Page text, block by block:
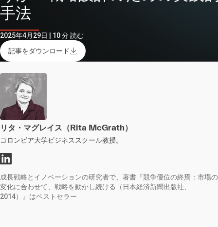
手法
2025年4月29日 | 10 分 読む
記事をダウンロード
リタ・マグレイス（Rita McGrath）
コロンビア大学ビジネススクール教授。
成長戦略とイノベーションの研究者で、著書『競争優位の終焉：市場の
変化に合わせて、戦略を動かし続ける（日本経済新聞出版社、
2014）』はベストセラー